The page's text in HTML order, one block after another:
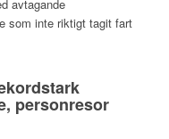
avtagande
som inte riktigt tagit fart
personresor